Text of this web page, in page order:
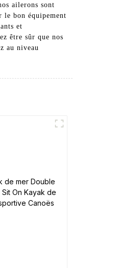
ailerons sont
le bon équipement
et
être sûr que nos
au niveau